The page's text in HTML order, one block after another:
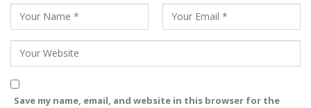
Save my name, email, and website in this browser for the